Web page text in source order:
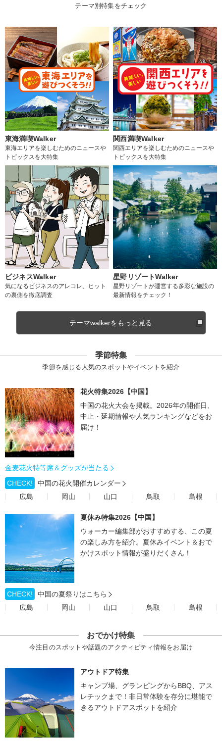
テーマ別特集をチェック
東海満喫Walker
東海エリアを楽しむためのニュースや
トピックスを大特集
関西満喫Walker
関西エリアを楽しむためのニュースや
トピックスを大特集
ビジネスWalker
気になるビジネスのアレコレ、ヒット
の裏側を徹底調査
星野リゾートWalker
星野リゾートが運営する多彩な施設の
最新情報をチェック！
テーマwalkerをもっと見る
季節特集
季節を感じる人気のスポットやイベントを紹介
花火特集2026【中国】
中国の花火大会を掲載。2026年の開催日、
中止・延期情報や人気ランキングなどをお
届け！
金麦花火特等席＆グッズが当たる
CHECK!
中国の花火開催カレンダー
広島
岡山 山口 鳥取 島根
夏休み特集2026【中国】
ウォーカー編集部がおすすめする、この夏
の楽しみ方を紹介。夏休みイベント＆おで
かけスポット情報が盛りだくさん！
CHECK!
中国の夏祭りはこちら
広島
岡山 山口 鳥取 島根
おでかけ特集
今注目のスポットや話題のアクティビティ情報をお届け
アウトドア特集
キャンプ場、グランピングからBBQ、アス
レチックまで！非日常体験を存分に堪能で
きるアウトドアスポットを紹介